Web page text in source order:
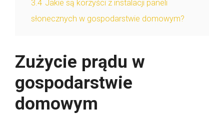
3.4 Jakie są korzyści z instalacji paneli
słonecznych w gospodarstwie domowym?
Zużycie prądu w
gospodarstwie
domowym